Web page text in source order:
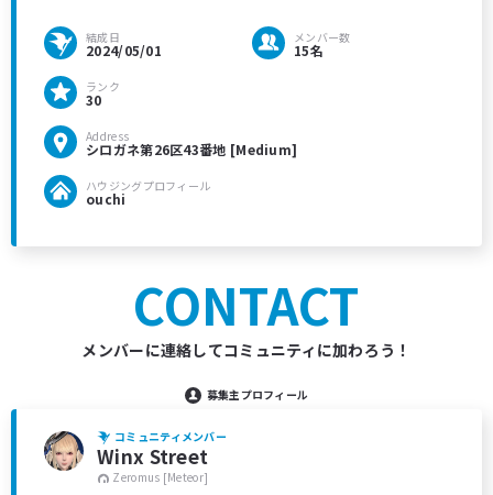
結成日
2024/05/01
メンバー数
15名
ランク
30
Address
シロガネ第26区43番地 [Medium]
ハウジングプロフィール
ouchi
CONTACT
メンバーに連絡してコミュニティに加わろう！
募集主プロフィール
コミュニティメンバー
Winx Street
Zeromus [Meteor]